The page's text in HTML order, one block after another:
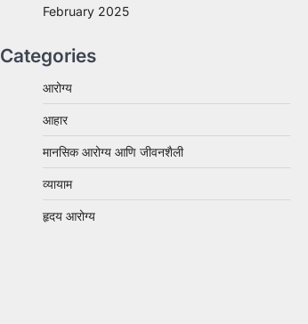
February 2025
Categories
आरोग्य
आहार
मानसिक आरोग्य आणि जीवनशैली
व्यायाम
हृदय आरोग्य